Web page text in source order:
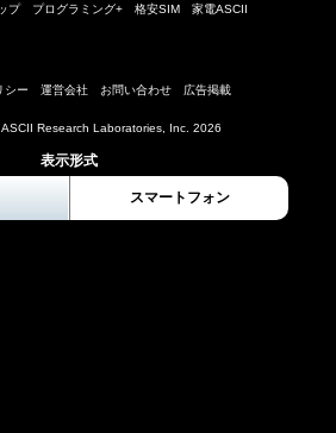
プ プログラミング+ 格安SIM 家電ASCII
シー 運営会社 お問い合わせ 広告掲載
Research Laboratories, Inc. 2026
表示形式
スマートフォン